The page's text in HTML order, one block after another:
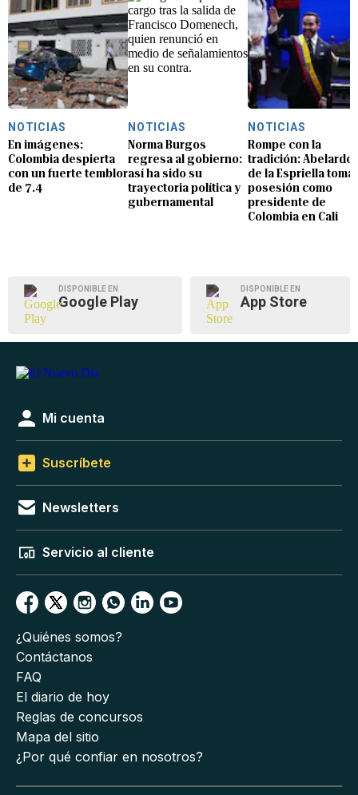
NOTICIAS
En imágenes:
Colombia despierta
con un fuerte temblor
de 7.4
NOTICIAS
Norma Burgos
regresa al gobierno:
así ha sido su
trayectoria política y
gubernamental
NOTICIAS
Rompe con la
tradición: Abelardo
de la Espriella toma
posesión como
presidente de
Colombia en Cali
DISPONIBLE EN
Google Play
DISPONIBLE EN
App Store
Mi cuenta
Suscríbete
Newsletters
Servicio al cliente
¿Quiénes somos?
Contáctanos
FAQ
El diario de hoy
Reglas de concursos
Mapa del sitio
¿Por qué confiar en nosotros?